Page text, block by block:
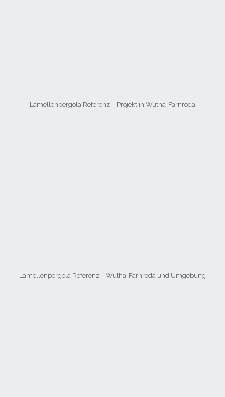
Lamellenpergola Referenz – Projekt in Wutha-Farnroda
Lamellenpergola Referenz – Wutha-Farnroda und Umgebung